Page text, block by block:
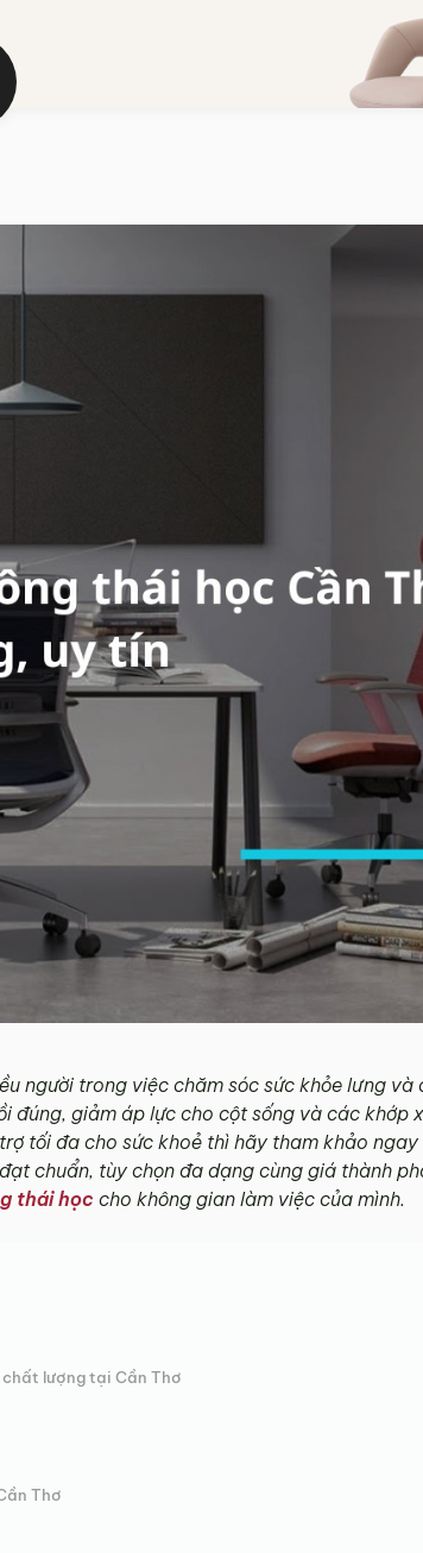
người trong việc chăm sóc sức khỏe lưng và
đúng, giảm áp lực cho cột sống và các khớp
tối đa cho sức khoẻ thì hãy tham khảo
chuẩn, tùy chọn đa dạng cùng giá thành
thái học cho không gian làm việc của mình.
lượng tại Cần Thơ
Thơ